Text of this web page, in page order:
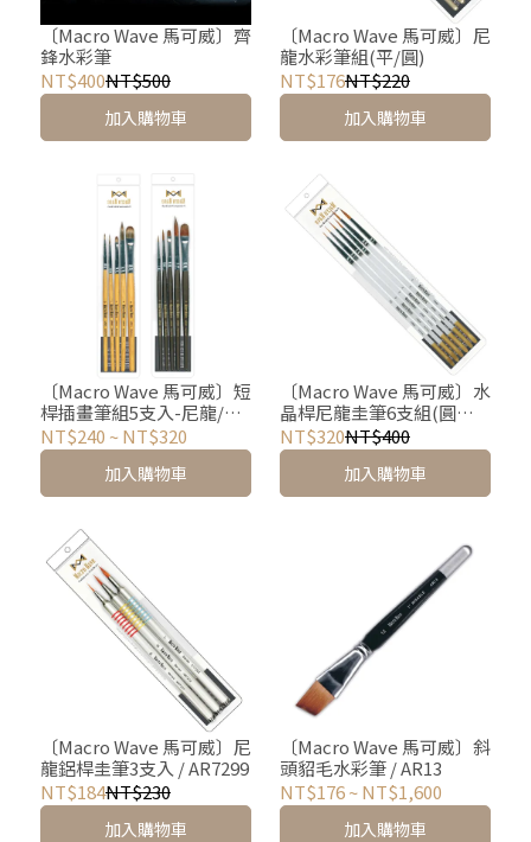
〔Macro Wave 馬可威〕齊
鋒水彩筆
NT$400NT$500
加入購物車
〔Macro Wave 馬可威〕尼
龍水彩筆組(平/圓)
NT$176NT$220
加入購物車
〔Macro Wave 馬可威〕短
桿插畫筆組5支入-尼龍/半
貂
NT$240 ~NT$320
加入購物車
〔Macro Wave 馬可威〕水
晶桿尼龍圭筆6支組(圓頭) /
AR6866
NT$320NT$400
加入購物車
〔Macro Wave 馬可威〕尼
龍鋁桿圭筆3支入 / AR7299
NT$184NT$230
加入購物車
〔Macro Wave 馬可威〕斜
頭貂毛水彩筆 / AR13
NT$176~NT$1,600
加入購物車